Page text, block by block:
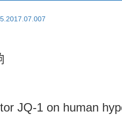
JQ-1 on human